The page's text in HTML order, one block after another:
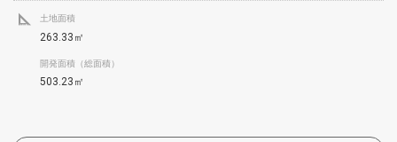
土地面積
263.33㎡
開発面積（総面積）
503.23㎡